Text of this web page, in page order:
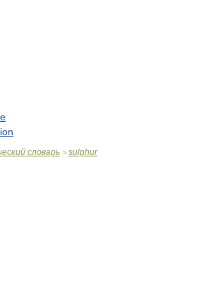
словарь > sulphur